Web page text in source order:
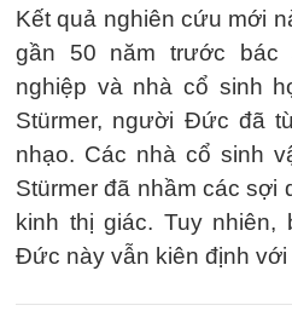
Kết quả nghiên cứu mới
gần 50 năm trước bác
nghiệp và nhà cổ sinh
Stürmer, người Đức đã
nhạo. Các nhà cổ sinh
Stürmer đã nhầm các sợi
kinh thị giác. Tuy nhiên,
Đức này vẫn kiên định